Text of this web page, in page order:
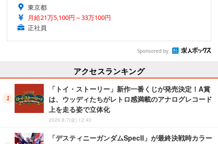
東京都
月給21万5,100円～33万100円
正社員
Sponsored by
アクセスランキング
「トイ・ストーリー」新作一番くじが発売決定！A賞
は、ウッディたちがレトロ感満載のアナログレコード
上を走る姿で立体化
2026.8.7(金) 12:40
「デスティニーガンダムSpecII」が最終決戦時カラー